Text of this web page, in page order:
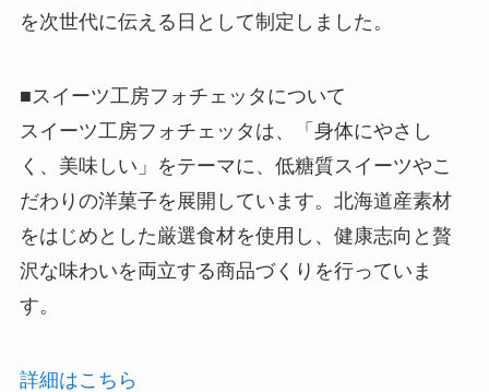
を次世代に伝える日として制定しました。
■スイーツ工房フォチェッタについて
スイーツ工房フォチェッタは、「身体にやさし
く、美味しい」をテーマに、低糖質スイーツやこ
だわりの洋菓子を展開しています。北海道産素材
をはじめとした厳選食材を使用し、健康志向と贅
沢な味わいを両立する商品づくりを行っていま
す。
詳細はこちら